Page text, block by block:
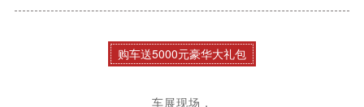
购车送5000元豪华大礼包
车展现场，